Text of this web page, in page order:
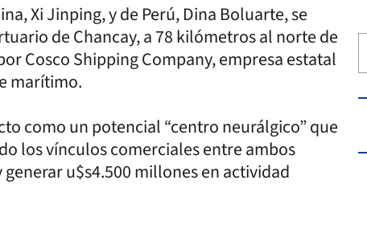
Xi Jinping, y de Perú, Dina Boluarte, se
de Chancay, a 78 kilómetros al norte de
Cosco Shipping Company, empresa estatal
marítimo.
como un potencial “centro neurálgico” que
los vínculos comerciales entre ambos
u$s4.500 millones en actividad